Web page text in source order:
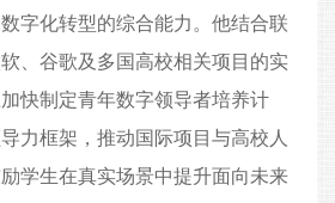
字化转型的综合能力。他结合联
、谷歌及多国高校相关项目的实
快制定青年数字领导者培养计
力框架，推动国际项目与高校人
学生在真实场景中提升面向未来